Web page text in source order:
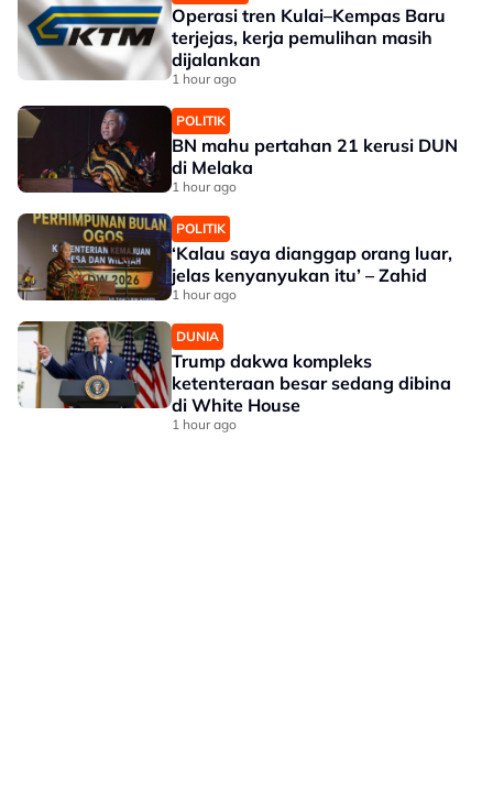
Operasi tren Kulai–Kempas Baru
terjejas, kerja pemulihan masih
dijalankan
1 hour ago
POLITIK
BN mahu pertahan 21 kerusi DUN
di Melaka
1 hour ago
POLITIK
‘Kalau saya dianggap orang luar,
jelas kenyanyukan itu’ – Zahid
1 hour ago
DUNIA
Trump dakwa kompleks
ketenteraan besar sedang dibina
di White House
1 hour ago